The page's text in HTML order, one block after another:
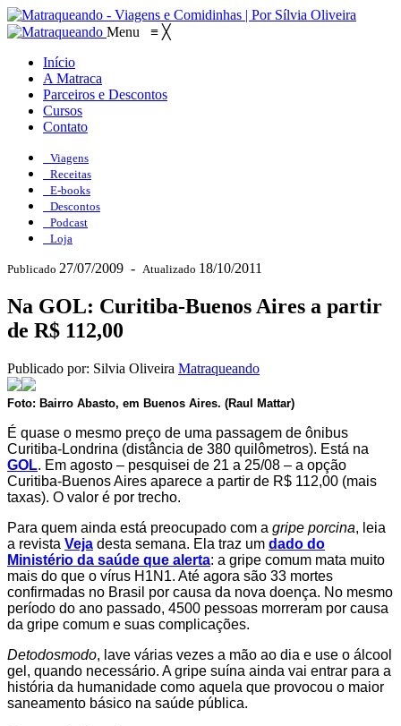
Menu ≡ ╳
Início
A Matraca
Parceiros e Descontos
Cursos
Contato
Viagens
Receitas
E-books
Descontos
Podcast
Loja
Publicado 27/07/2009 - Atualizado 18/10/2011
Na GOL: Curitiba-Buenos Aires a partir
de R$ 112,00
Publicado por: Silvia Oliveira Matraqueando
Foto: Bairro Abasto, em Buenos Aires. (Raul Mattar)
É quase o mesmo preço de uma passagem de ônibus
Curitiba-Londrina (distância de 380 quilômetros). Está na
GOL. Em agosto – pesquisei de 21 a 25/08 – a opção
Curitiba-Buenos Aires aparece a partir de R$ 112,00 (mais
taxas). O valor é por trecho.
Para quem ainda está preocupado com a gripe porcina, leia
a revista Veja desta semana. Ela traz um dado do
Ministério da saúde que alerta: a gripe comum mata muito
mais do que o vírus H1N1. Até agora são 33 mortes
confirmadas no Brasil por causa da nova doença. No mesmo
período do ano passado, 4500 pessoas morreram por causa
da gripe comum e suas complicações.
Detodosmodo, lave várias vezes a mão ao dia e use o álcool
gel, quando necessário. A gripe suína ainda vai entrar para a
história da humanidade como aquela que provocou o maior
saneamento básico na saúde pública.